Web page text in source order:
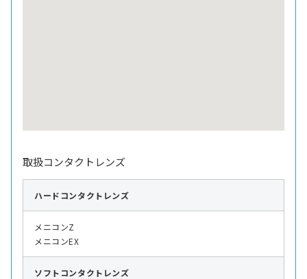
取扱コンタクトレンズ
ハード コンタクトレンズ
メニコンZ
メニコンEX
ソフト コンタクトレンズ